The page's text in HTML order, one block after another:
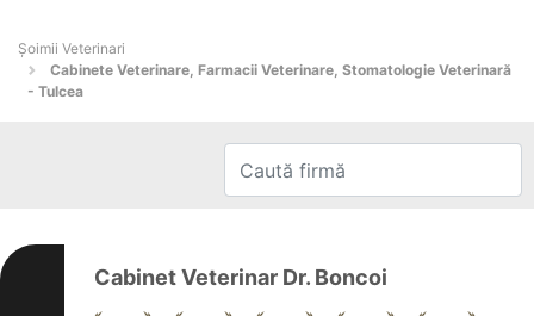
Șoimii Veterinari
Cabinete Veterinare, Farmacii Veterinare, Stomatologie Veterinară
- Tulcea
Cabinet Veterinar Dr. Boncoi